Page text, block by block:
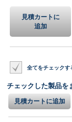
見積カートに
追加
全てをチェックす
チェックした製品を
見積カートに追加